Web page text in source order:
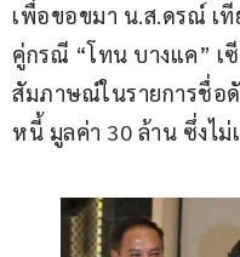
เพื่อขอขมา น.ส.ดรณ์ เที
คู่กรณี “โทน บางแค” เ
สัมภาษณ์ในรายการชื่อดั
หนี้ มูลค่า 30 ล้าน ซึ่งไม่